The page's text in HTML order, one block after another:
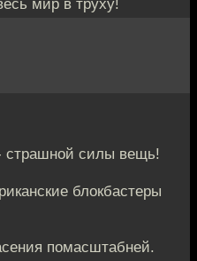
мир в труху!
страшной силы вещь!
блокбастеры
помасштабней.